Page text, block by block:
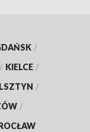
/
/ KIELCE /
/
/